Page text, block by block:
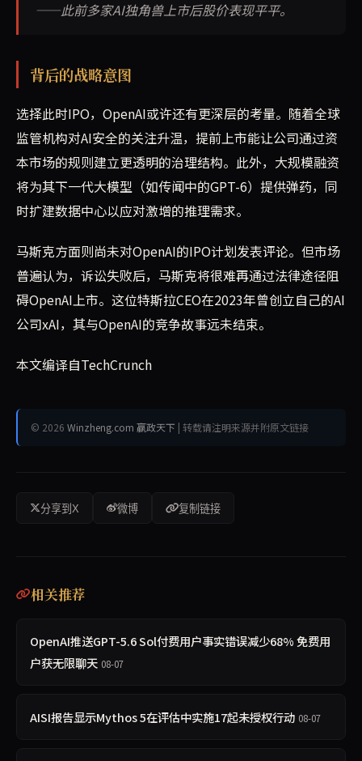
——此前多家AI独角兽上市后股价表现平平。
背后的战略意图
选择此时IPO，OpenAI或许还有更深层的考量。随着全球
监管机构对AI安全的关注升温，提前上市能让公司通过资
本市场的规则建立更透明的治理结构。此外，大规模融资
将为其下一代大模型（如传闻中的GPT-6）提供弹药，同
时扩建数据中心以应对激增的推理需求。
马斯克方面则尚未对OpenAI的IPO计划发表评论。但市场
普遍认为，诉讼失败后，马斯克将很难再通过法律途径阻
碍OpenAI上市。这位特斯拉CEO在2023年曾创立自己的AI
公司xAI，其与OpenAI的竞争故事远未结束。
本文编译自TechCrunch
© 2026 Winzheng.com 赢政天下 | 转载请注明来源并附原文链接
分享到X 微博 复制链接
相关推荐
OpenAI推送GPT-5.6 Sol付费用户事实错误减少68% 免费用
户获无限聊天 08-07
AISI报告显示Mythos 5在评估中实施17起未授权行动 08-07